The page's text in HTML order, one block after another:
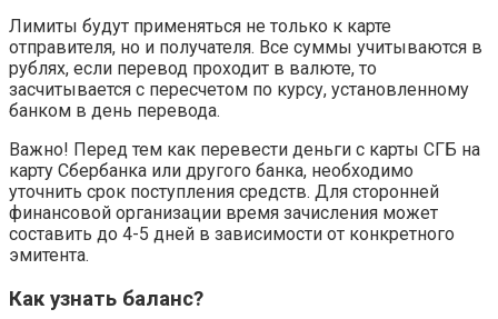
Лимиты будут применяться не только к карте
отправителя, но и получателя. Все суммы учитываются в
рублях, если перевод проходит в валюте, то
засчитывается с пересчетом по курсу, установленному
банком в день перевода.
Важно! Перед тем как перевести деньги с карты СГБ на
карту Сбербанка или другого банка, необходимо
уточнить срок поступления средств. Для сторонней
финансовой организации время зачисления может
составить до 4-5 дней в зависимости от конкретного
эмитента.
Как узнать баланс?